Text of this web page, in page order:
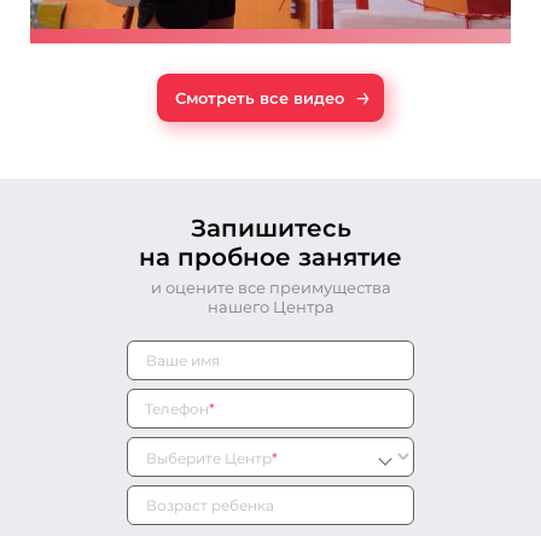
Смотреть все видео →
Запишитесь
на пробное занятие
и оцените все преимущества
нашего Центра
Телефон*
Выберите Центр*